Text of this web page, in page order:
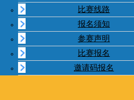
比赛线路
报名须知
参赛声明
比赛报名
邀请码报名